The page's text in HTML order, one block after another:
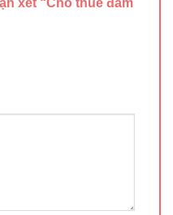
xét “Cho thuê đầm